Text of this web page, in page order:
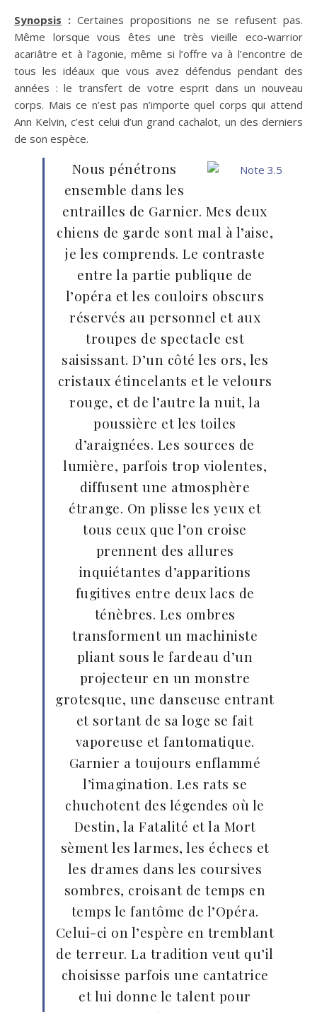
Synopsis : Certaines propositions ne se refusent pas.
Même lorsque vous êtes une très vieille eco-warrior
acariâtre et à l’agonie, même si l’offre va à l’encontre de
tous les idéaux que vous avez défendus pendant des
années : le transfert de votre esprit dans un nouveau
corps. Mais ce n’est pas n’importe quel corps qui attend
Ann Kelvin, c’est celui d’un grand cachalot, un des derniers
de son espèce.
Nous pénétrons
ensemble dans les
entrailles de Garnier. Mes deux
chiens de garde sont mal à l’aise,
je les comprends. Le contraste
entre la partie publique de
l’opéra et les couloirs obscurs
réservés au personnel et aux
troupes de spectacle est
saisissant. D’un côté les ors, les
cristaux étincelants et le velours
rouge, et de l’autre la nuit, la
poussière et les toiles
d’araignées. Les sources de
lumière, parfois trop violentes,
diffusent une atmosphère
étrange. On plisse les yeux et
tous ceux que l’on croise
prennent des allures
inquiétantes d’apparitions
fugitives entre deux lacs de
ténèbres. Les ombres
transforment un machiniste
pliant sous le fardeau d’un
projecteur en un monstre
grotesque, une danseuse entrant
et sortant de sa loge se fait
vaporeuse et fantomatique.
Garnier a toujours enflammé
l’imagination. Les rats se
chuchotent des légendes où le
Destin, la Fatalité et la Mort
sèment les larmes, les échecs et
les drames dans les coursives
sombres, croisant de temps en
temps le fantôme de l’Opéra.
Celui-ci on l’espère en tremblant
de terreur. La tradition veut qu’il
choisisse parfois une cantatrice
et lui donne le talent pour